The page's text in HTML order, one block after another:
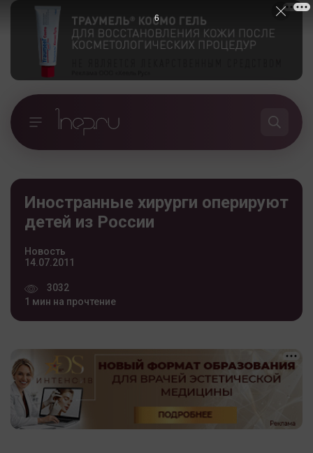
Иностранные хирурги оперируют
детей из России
Новость
14.07.2011
3032
1 мин на прочтение
5